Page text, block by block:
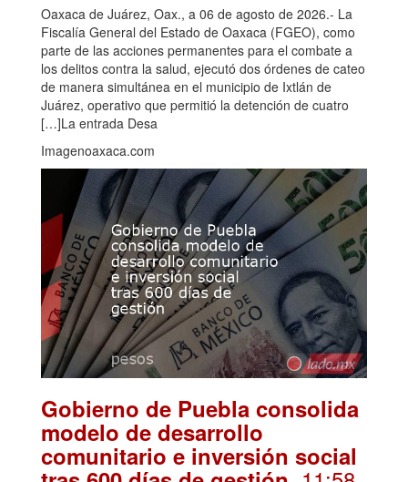
Oaxaca de Juárez, Oax., a 06 de agosto de 2026.- La
Fiscalía General del Estado de Oaxaca (FGEO), como
parte de las acciones permanentes para el combate a
los delitos contra la salud, ejecutó dos órdenes de cateo
de manera simultánea en el municipio de Ixtlán de
Juárez, operativo que permitió la detención de cuatro
[…]La entrada Desa
Imagenoaxaca.com
Gobierno de Puebla consolida
modelo de desarrollo
comunitario e inversión social